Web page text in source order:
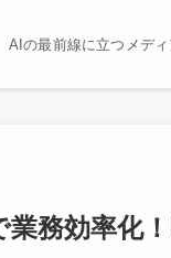
AIの最前線に立つメデ
業務効率化